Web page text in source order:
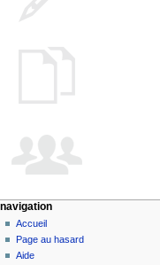
navigation
Accueil
Page au hasard
Aide